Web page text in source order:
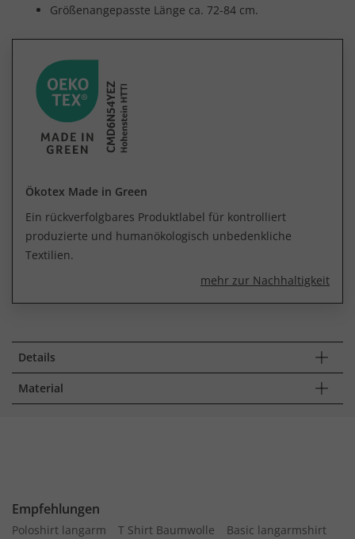
Größenangepasste Länge ca. 72-84 cm.
Ökotex Made in Green
Ein rückverfolgbares Produktlabel für kontrolliert
produzierte und humanökologisch unbedenkliche
Textilien.
mehr zur Nachhaltigkeit
Details
Material
Empfehlungen
Poloshirt langarm T Shirt Baumwolle
Basic langarmshirt